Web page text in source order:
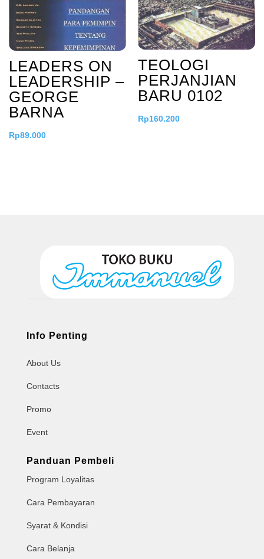
LEADERS ON
LEADERSHIP –
GEORGE
BARNA
Rp89.000
TEOLOGI
PERJANJIAN
BARU 0102
Rp160.200
Info Penting
About Us
Contacts
Promo
Event
Panduan Pembeli
Program Loyalitas
Cara Pembayaran
Syarat & Kondisi
Cara Belanja